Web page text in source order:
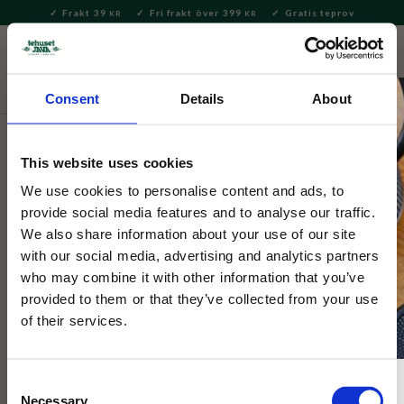
Consent Details About
This website uses cookies
We use cookies to personalise content and ads, to
provide social media features and to analyse our traffic.
We also share information about your use of our site
with our social media, advertising and analytics partners
who may combine it with other information that you’ve
provided to them or that they’ve collected from your use
of their services.
Necessary
Meny
Frakt 39 KR Fri frakt över 399 KR Gratis teprov
Te Detox- & Hälsote
Tehuset Java
Glow örtte
Glow är en energigivande och harmonisk örtblandning som
återupplivar både kropp och själ av naturens finaste örter från
världens norra delar.